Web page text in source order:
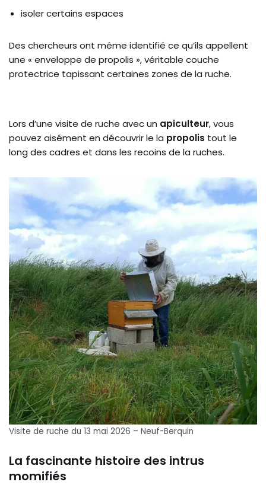
isoler certains espaces
Des chercheurs ont même identifié ce qu’ils appellent
une « enveloppe de propolis », véritable couche
protectrice tapissant certaines zones de la ruche.
Lors d’une visite de ruche avec un apiculteur, vous
pouvez aisément en découvrir le la propolis tout le
long des cadres et dans les recoins de la ruches.
Visite de ruche du 13 mai 2026 – Neuf-Berquin
La fascinante histoire des intrus
momifiés